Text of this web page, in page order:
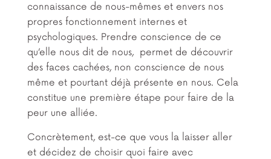
connaissance de nous-mêmes et envers nos
propres fonctionnement internes et
psychologiques. Prendre conscience de ce
qu’elle nous dit de nous, permet de découvrir
des faces cachées, non conscience de nous
même et pourtant déjà présente en nous. Cela
constitue une première étape pour faire de la
peur une alliée.
Concrètement, est-ce que vous la laisser aller
et décidez de choisir quoi faire avec